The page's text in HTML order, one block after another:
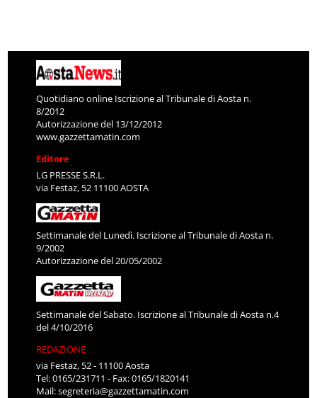
Quotidiano online Iscrizione al Tribunale di Aosta n.
8/2012
Autorizzazione del 13/12/2012
www.gazzettamatin.com
Editore
LG PRESSE S.R.L.
via Festaz, 52 11100 AOSTA
Settimanale del Lunedì. Iscrizione al Tribunale di Aosta n.
9/2002
Autorizzazione del 20/05/2002
Settimanale del Sabato. Iscrizione al Tribunale di Aosta n.4
del 4/10/2016
REDAZIONE
via Festaz, 52 - 11100 Aosta
Tel: 0165/231711 - Fax: 0165/1820141
Mail:segreteria@gazzettamatin.com